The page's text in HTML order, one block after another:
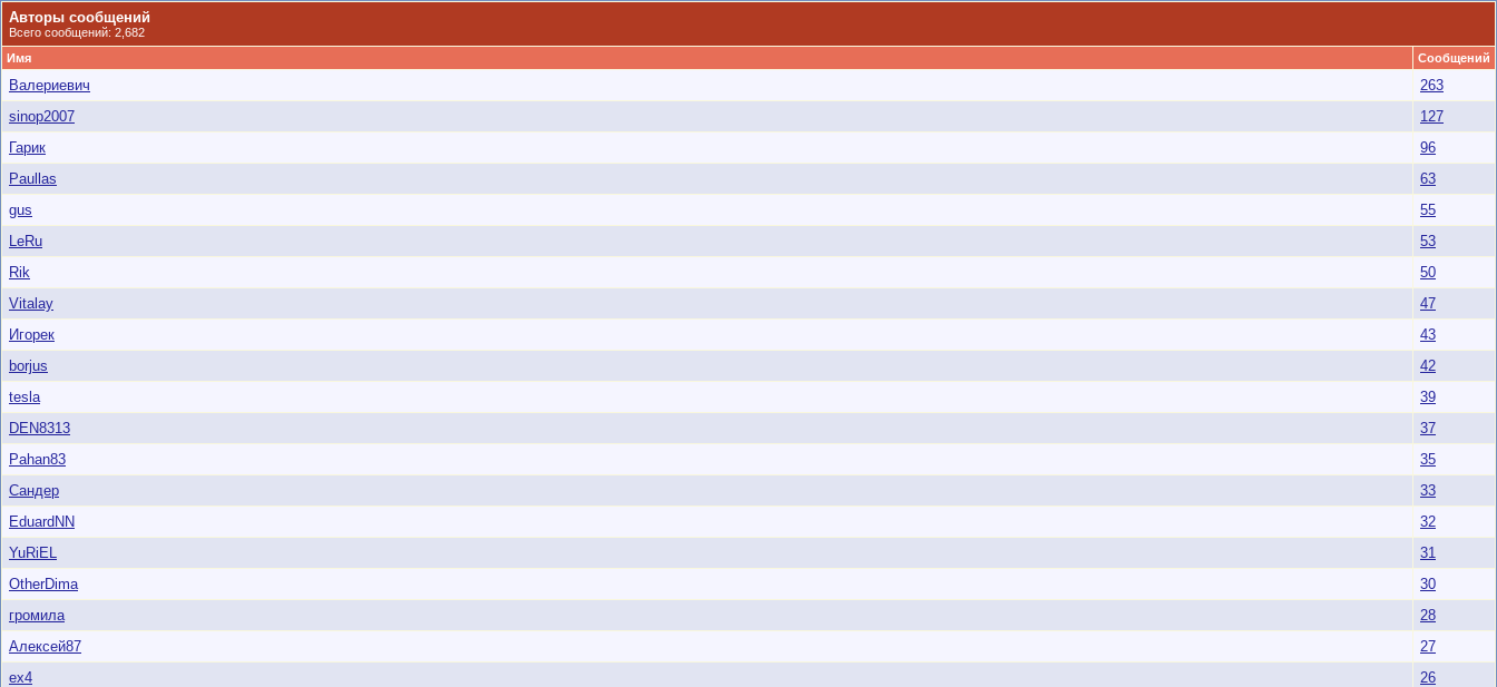
Авторы сообщений
Всего сообщений: 2,682
Имя
Сообщений
Валериевич
263
sinop2007
127
Гарик
96
Paullas
63
gus
55
LeRu
53
Rik
50
Vitalay
47
Игорек
43
borjus
42
tesla
39
DEN8313
37
Pahan83
35
Сандер
33
EduardNN
32
YuRiEL
31
OtherDima
30
громила
28
Алексей87
27
ex4
26